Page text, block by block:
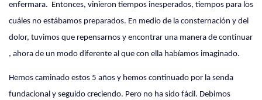
enfermara. Entonces, vinieron tiempos inesperados, tiempos para los
cuáles no estábamos preparados. En medio de la consternación y del
dolor, tuvimos que repensarnos y encontrar una manera de continuar
, ahora de un modo diferente al que con ella habíamos imaginado.
Hemos caminado estos 5 años y hemos continuado por la senda
fundacional y seguido creciendo. Pero no ha sido fácil. Debimos